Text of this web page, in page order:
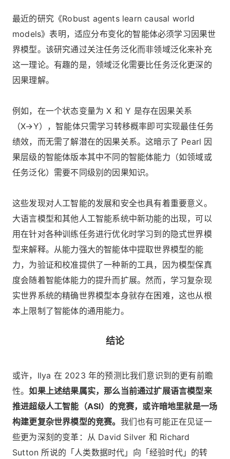
最近的研究《Robust agents learn causal world
models》表明，适应分布变化的智能体必须学习因果世
界模型。该研究通过关注任务泛化而非领域泛化来补充
这一理论。有趣的是，领域泛化需要比任务泛化更深的
因果理解。
例如，在一个状态变量为 X 和 Y 是存在因果关系
（X→Y），智能体只需学习转移概率即可实现最佳任务
绩效，而无需了解潜在的因果关系。这暗示了 Pearl 因
果层级的智能体版本其中不同的智能体能力（如领域或
任务泛化）需要不同级别的因果知识。
这些发现对人工智能的发展和安全也具有着重要意义。
大语言模型和其他人工智能系统中新功能的出现，可以
用在针对各种训练任务进行优化时学习到的隐式世界模
型来解释。从能力强大的智能体中提取世界模型的能
力，为验证和校准提供了一种新的工具，因为模型保真
度会随着智能体能力的提升而扩展。然而，学习复杂现
实世界系统的精确世界模型本身就存在困难，这也从根
本上限制了智能体的通用能力。
结论
或许，Ilya 在 2023 年的预测比我们意识到的更有前瞻
性。如果上述结果属实，那么当前通过扩展语言模型来
推进超级人工智能（ASI）的竞赛，或许暗地里就是一场
构建更复杂世界模型的竞赛。 我们也有可能正在见证一
些更为深刻的变革：从 David Silver 和 Richard
Sutton 所说的「人类数据时代」向「经验时代」的转